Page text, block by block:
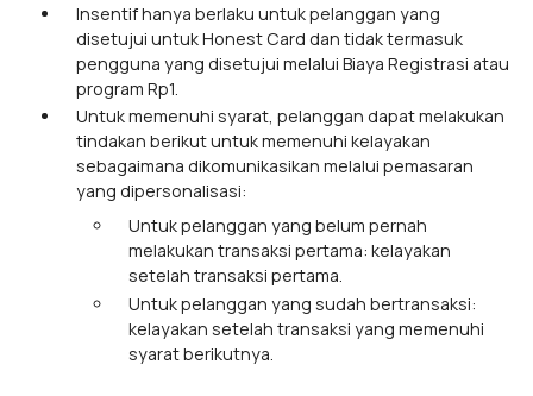
Insentif hanya berlaku untuk pelanggan yang
disetujui untuk Honest Card dan tidak termasuk
pengguna yang disetujui melalui Biaya Registrasi atau
program Rp1.
Untuk memenuhi syarat, pelanggan dapat melakukan
tindakan berikut untuk memenuhi kelayakan
sebagaimana dikomunikasikan melalui pemasaran
yang dipersonalisasi:
Untuk pelanggan yang belum pernah
melakukan transaksi pertama: kelayakan
setelah transaksi pertama.
Untuk pelanggan yang sudah bertransaksi:
kelayakan setelah transaksi yang memenuhi
syarat berikutnya.